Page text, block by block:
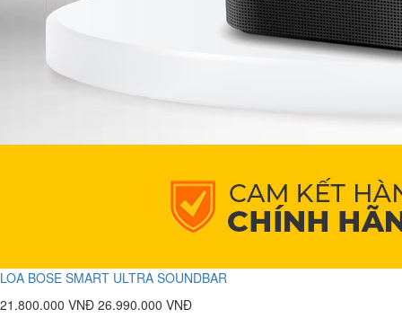
LOA BOSE SMART ULTRA SOUNDBAR
21.800.000 VNĐ 26.990.000 VNĐ